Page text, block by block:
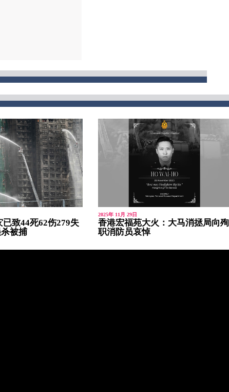
致44死62伤279失
被捕
2025年 11月 29日
香港宏福苑大火：大马消拯局向殉
职消防员哀悼